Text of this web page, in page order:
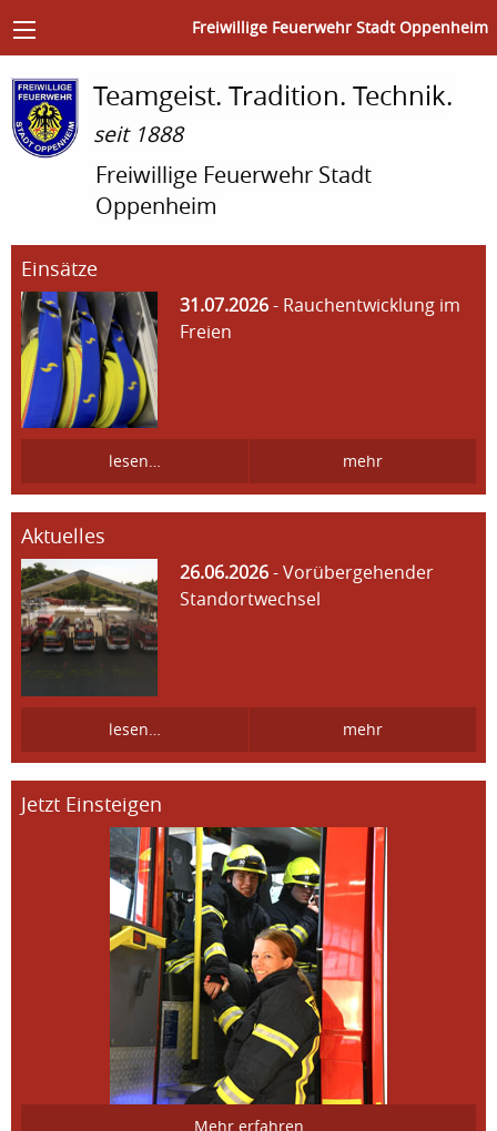
Freiwillige Feuerwehr Stadt Oppenheim
Teamgeist. Tradition. Technik.
seit 1888
Freiwillige Feuerwehr Stadt
Oppenheim
Einsätze
31.07.2026- Rauchentwicklung im
Freien
lesen… mehr
Aktuelles
26.06.2026- Vorübergehender
Standortwechsel
lesen… mehr
Jetzt Einsteigen
Mehr erfahren